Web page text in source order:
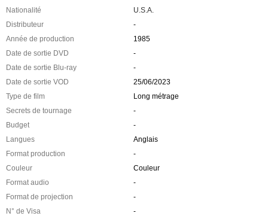
Nationalité
U.S.A.
Distributeur
-
Année de production
1985
Date de sortie DVD
-
Date de sortie Blu-ray
-
Date de sortie VOD
25/06/2023
Type de film
Long métrage
Secrets de tournage
-
Budget
-
Langues
Anglais
Format production
-
Couleur
Couleur
Format audio
-
Format de projection
-
N° de Visa
-